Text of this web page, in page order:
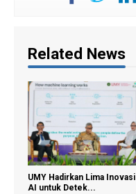
Related News
UMY Hadirkan Lima Inovasi
AI untuk Detek...